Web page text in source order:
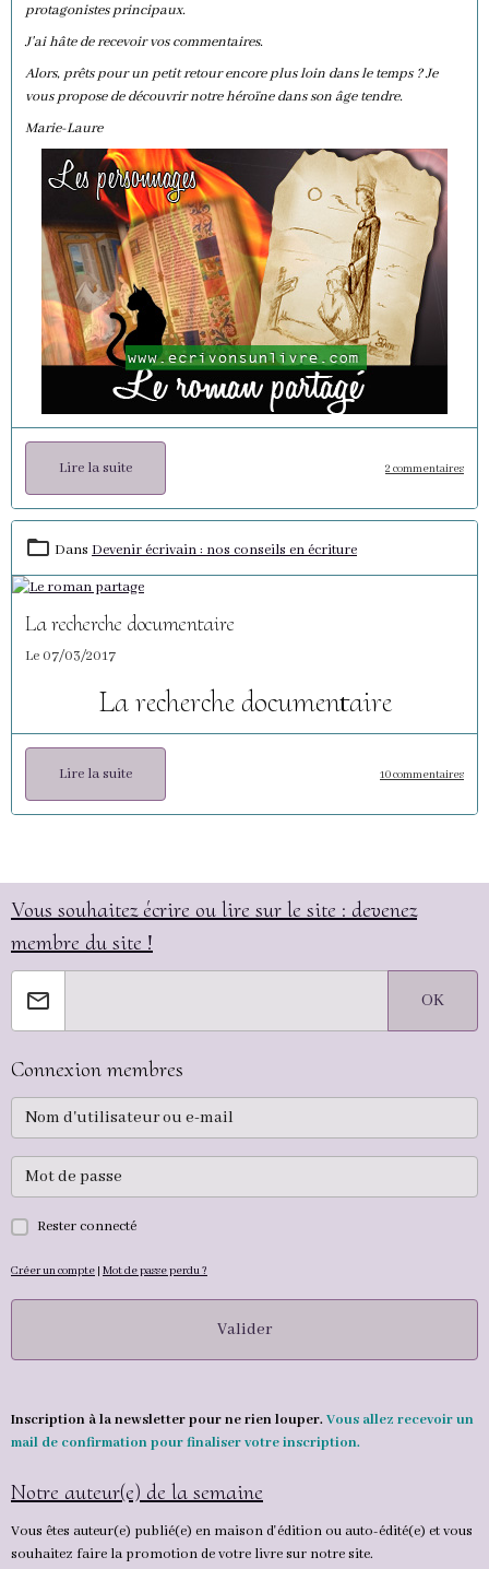
protagonistes principaux.
J'ai hâte de recevoir vos commentaires.
Alors, prêts pour un petit retour encore plus loin dans le temps ? Je
vous propose de découvrir notre héroïne dans son âge tendre.
Marie-Laure
Lire la suite 2 commentaires
Dans Devenir écrivain : nos conseils en écriture
La recherche documentaire
Le 07/03/2017
La recherche documentaire
Lire la suite 10 commentaires
Vous souhaitez écrire ou lire sur le site : devenez
membre du site !
OK
Connexion membres
Rester connecté
Créer un compte | Mot de passe perdu ?
Valider
Inscription à la newsletter pour ne rien louper. Vous allez recevoir un
mail de confirmation pour finaliser votre inscription.
Notre auteur(e) de la semaine
Vous êtes auteur(e) publié(e) en maison d'édition ou auto-édité(e) et vous
souhaitez faire la promotion de votre livre sur notre site.